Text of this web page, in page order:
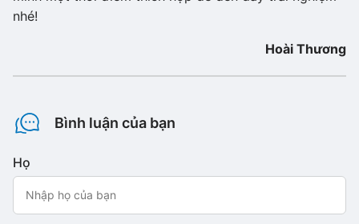
nhé!
Hoài Thương
Bình luận của bạn
Họ